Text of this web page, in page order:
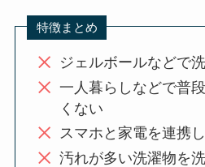
特徴まとめ
ジェルボールなどで
一人暮らしなどで普
くない
スマホと家電を連携
汚れが多い洗濯物を